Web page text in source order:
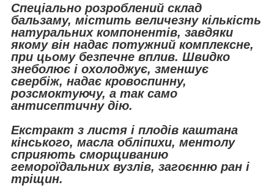
Спеціально розроблений склад
бальзаму, містить величезну кількість
натуральних компонентів, завдяки
якому він надає потужний комплексне,
при цьому безпечне вплив. Швидко
знеболює і охолоджує, зменшує
свербіж, надає кровоспинну,
розсмоктуючу, а так само
антисептичну дію.
Екстракт з листя і плодів каштана
кінського, масла обліпихи, ментолу
сприяють сморщиванию
гемороїдальних вузлів, загоєнню ран і
тріщин.